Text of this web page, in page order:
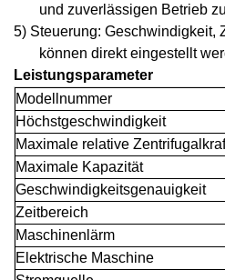
und zuverlässigen Betrieb
5) Steuerung: Geschwindigkeit,
können direkt eingestellt
Leistungsparameter
Modellnummer
Höchstgeschwindigkeit
Maximale relative
Maximale Kapazität
Geschwindigkeitsgenauigkeit
Zeitbereich
Maschinenlärm
Elektrische Maschine